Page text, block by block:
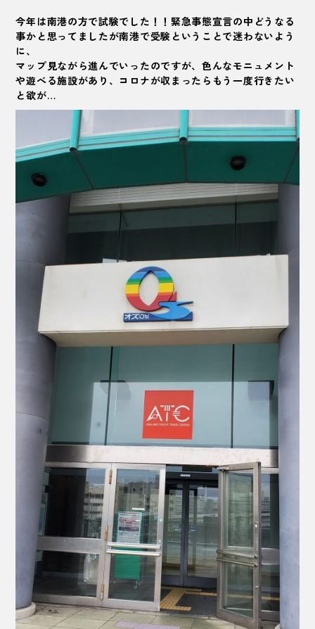
今年は南港の方で試験でした！！緊急事態宣言の中どうなる
事かと思ってましたが南港で受験ということで迷わないよう
に、
マップ見ながら進んでいったのですが、色んなモニュメント
や遊べる施設があり、コロナが収まったらもう一度行きたい
と欲が…